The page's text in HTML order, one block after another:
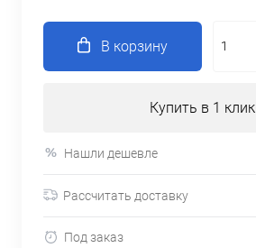
В корзину
Купить в 1 клик
Нашли дешевле
Рассчитать доставку
Под заказ